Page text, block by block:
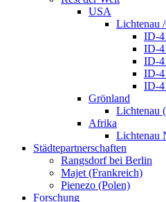
USA
Lichtenau
ID-
ID-
ID-
ID-
ID-
Grönland
Lichtenau
Afrika
Lichtenau
Städtepartnerschaften
Rangsdorf bei Berlin
Majet (Frankreich)
Pienezo (Polen)
Forschung